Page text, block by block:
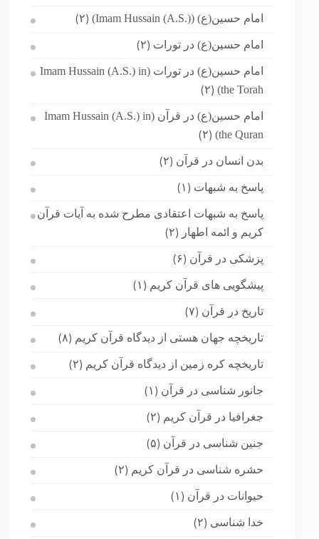
امام حسین(ع) (Imam Hussain (A.S.)) (۲)
امام حسین(ع) در تورات (۲)
امام حسین(ع) در تورات (Imam Hussain (A.S.) in
the Torah)
(۲)
امام حسین(ع) در قرآن (Imam Hussain (A.S.) in
the Quran)
(۲)
بدن انسان در قرآن (۲)
پاسخ به شبهات (۱)
پاسخ به شبهات اعتقادی مطرح شده به آیات قرآن
کریم و ائمه اطهار
(۲)
پزشکی در قرآن (۶)
پیشگویی های قرآن کریم (۱)
تاریخ در قرآن (۷)
تاریخچه جهان هستی از دیدگاه قرآن کریم (۸)
تاریخچه کره زمین از دیدگاه قرآن کریم (۲)
جانور شناسی در قرآن (۱)
جغرافیا در قرآن کریم (۲)
جنین شناسی در قرآن (۵)
حشره شناسی در قرآن کریم (۲)
حیوانات در قرآن (۱)
خدا شناسی (۲)